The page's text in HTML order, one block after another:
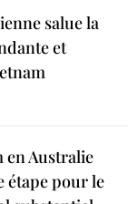
salue la
et
en Australie
étape pour le